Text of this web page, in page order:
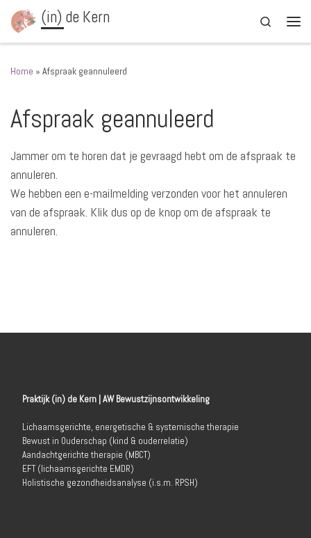
Ga naar inhoud
(in) de Kern
Search
Home » Afspraak geannuleerd
Afspraak geannuleerd
Jammer om te horen dat je gevraagd hebt om de afspraak te
annuleren.
We hebben een e-mailmelding verzonden voor het annuleren
van de afspraak. Klik dus op de knop om de afspraak te
annuleren.
Praktijk (in) de Kern | AW Bewustzijnsontwikkeling
Lichaamsgerichte, energetische & systemische therapie
Bewust in Ouderschap (kind & ouderrelatie)
Aandachtgerichte therapie (MBCT)
EFT (lichaamsgerichte EMDR)
Holistische gezondheidsanalyse (i.s.m. RPSH)